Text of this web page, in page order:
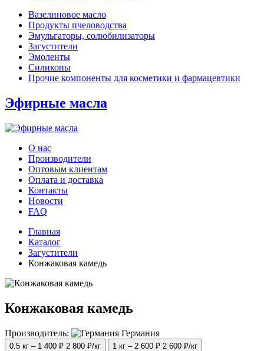
Вазелиновое масло
Продукты пчеловодства
Эмульгаторы, солюбилизаторы
Загустители
Эмоленты
Силиконы
Прочие компоненты для косметики и фармацевтики
Эфирные масла
О нас
Производители
Оптовым клиентам
Оплата и доставка
Контакты
Новости
FAQ
Главная
Каталог
Загустители
Конжаковая камедь
Конжаковая камедь
Производитель: Германия
0.5 кг – 1 400 ₽ 2 800 ₽/кг 1 кг – 2 600 ₽ 2 600 ₽/кг